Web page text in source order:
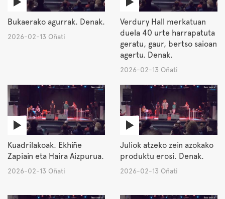
Bukaerako agurrak. Denak.
2026-02-13 Oñati
Verdury Hall merkatuan
duela 40 urte harrapatuta
geratu, gaur, bertso saioan
agertu. Denak.
2026-02-13 Oñati
Kuadrilakoak. Ekhiñe
Zapiain eta Haira Aizpurua.
2026-02-13 Oñati
Juliok atzeko zein azokako
produktu erosi. Denak.
2026-02-13 Oñati